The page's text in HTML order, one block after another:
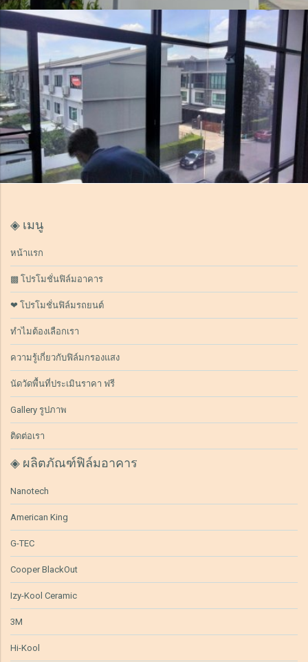
◈ เมนู
หน้าแรก
▩ โปรโมชั่นฟิล์มอาคาร
❤ โปรโมชั่นฟิล์มรถยนต์
ทำไมต้องเลือกเรา
ความรู้เกี่ยวกับฟิล์มกรองแสง
นัดวัดพื้นที่ประเมินราคา ฟรี
Gallery รูปภาพ
ติดต่อเรา
◈ ผลิตภัณฑ์ฟิล์มอาคาร
Nanotech
American King
G-TEC
Cooper BlackOut
Izy-Kool Ceramic
3M
Hi-Kool